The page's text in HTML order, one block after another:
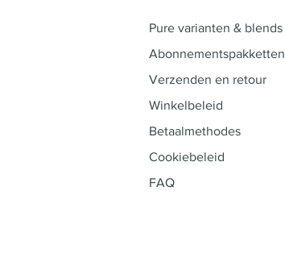
Pure varianten & blends
Abonnementspakketten
Verzenden en retour
Winkelbeleid
Betaalmethodes
Cookiebeleid
FAQ